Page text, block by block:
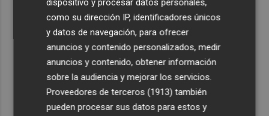
Mario Domínguez, a un paso del Excelsior Róterdam de
la Eredivisie
dispositivo y procesar datos personales,
como su dirección IP, identificadores únicos
y datos de navegación, para ofrecer
anuncios y contenido personalizados, medir
anuncios y contenido, obtener información
sobre la audiencia y mejorar los servicios.
Proveedores de terceros (1913) también
pueden procesar sus datos para estos y